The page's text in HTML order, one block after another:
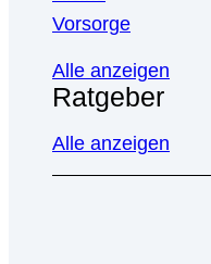
Vorsorge
Alle anzeigen
Ratgeber
Alle anzeigen